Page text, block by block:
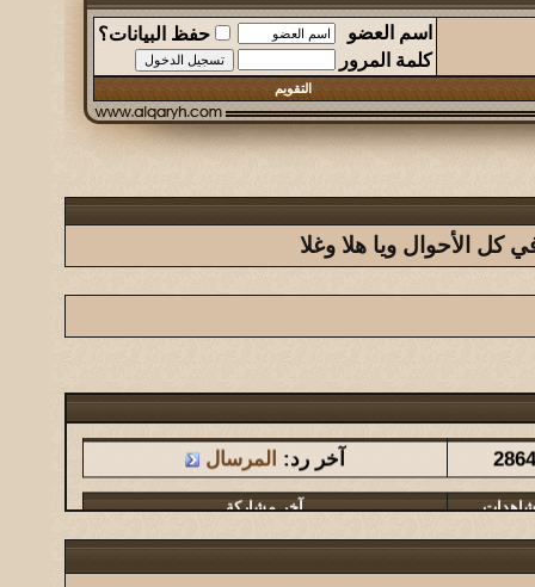
اسم العضو
حفظ البيانات؟
كلمة المرور
التقويم
الأحوال ويا هلا وغلا
آخر رد:المرسال
آخر مشاركة
آخر مشاركة